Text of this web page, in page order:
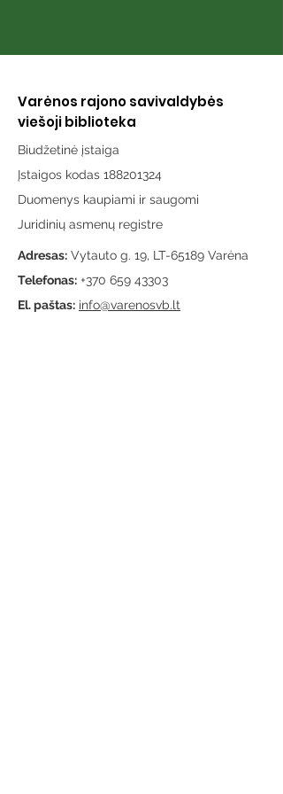
Varėnos rajono savivaldybės
viešoji biblioteka
Biudžetinė įstaiga
Įstaigos kodas 188201324
Duomenys kaupiami ir saugomi
Juridinių asmenų registre
Adresas: Vytauto g. 19, LT-65189 Varėna
Telefonas: +370 659 43303
El. paštas: info@varenosvb.lt